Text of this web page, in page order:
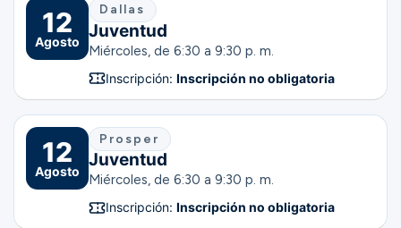
12
Agosto
Dallas
Juventud
Miércoles, de 6:30 a 9:30 p. m.
Inscripción: Inscripción no obligatoria
12
Agosto
Prosper
Juventud
Miércoles, de 6:30 a 9:30 p. m.
Inscripción: Inscripción no obligatoria